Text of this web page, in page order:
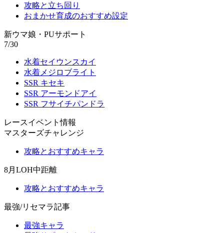
攻略と立ち回り
おまかせ育成のおすすめ設定
新ウマ娘・PUサポート
7/30
水着セイウンスカイ
水着メジロブライト
SSR キセキ
SSR アーモンドアイ
SSR フサイチパンドラ
レースイベント情報
マスターズチャレンジ
攻略とおすすめキャラ
8月LOH中距離
攻略とおすすめキャラ
最強/リセマラ記事
最強キャラ